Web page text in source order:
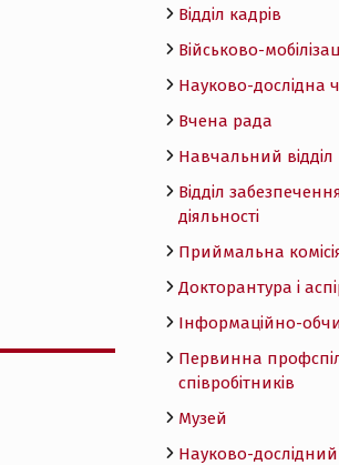
Відділ кадрів
Військово-
Науково-дослідна
Вчена рада
Навчальний відділ
Відділ
діяльності
Приймальна
Докторантура і
Інформаційно-
Первинна
співробітників
Музей
Науково-